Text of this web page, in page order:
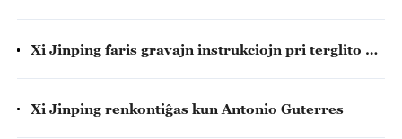
Xi Jinping faris gravajn instrukciojn pri terglito en
Xi Jinping renkontiĝas kun Antonio Guterres